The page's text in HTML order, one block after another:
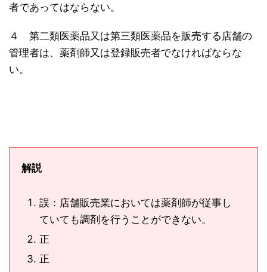
者であってはならない。
４ 第二類医薬品又は第三類医薬品を販売する店舗の
管理者は、薬剤師又は登録販売者でなければならな
い。
解説
誤：店舗販売業においては薬剤師が従事し
ていても調剤を行うことができない。
正
正